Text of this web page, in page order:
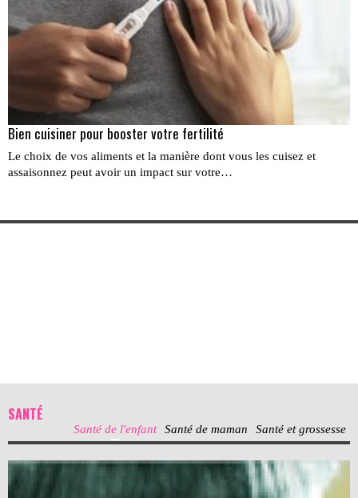
Bien cuisiner pour booster votre fertilité
Le choix de vos aliments et la manière dont vous les cuisez et
assaisonnez peut avoir un impact sur votre…
SANTÉ
Santé de l'enfant Santé de maman Santé et grossesse